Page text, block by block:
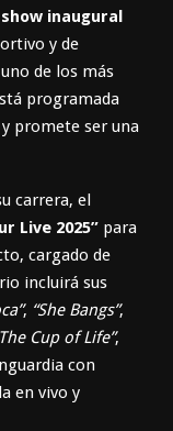
show inaugural
y de
de los más
programada
y promete ser una
carrera, el
Live 2025” para
cargado de
incluirá sus
, “She Bangs”,
Cup of Life”,
con
en vivo y